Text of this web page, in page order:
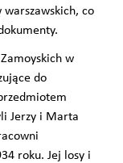
co
w
do
Jerzy i Marta
roku. Jej losy i